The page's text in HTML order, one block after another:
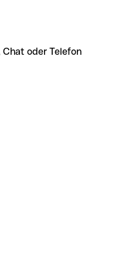
Chat oder Telefon